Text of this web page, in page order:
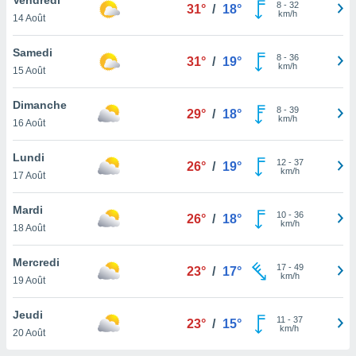
et
»,
au
vous
qu'ils
ou
le
ainsi
un
la
du
14 Août
31° / 18° 8- 32
km/h
Samedi
15 Août
31° / 19° 8- 36
km/h
Dimanche
16 Août
29° / 18° 8- 39
km/h
Lundi
17 Août
26° / 19° 12- 37
km/h
Mardi
18 Août
26° / 18° 10- 36
km/h
Mercredi
19 Août
23° / 17° 17- 49
km/h
Jeudi
20 Août
23° / 15° 11 - 37
km/h